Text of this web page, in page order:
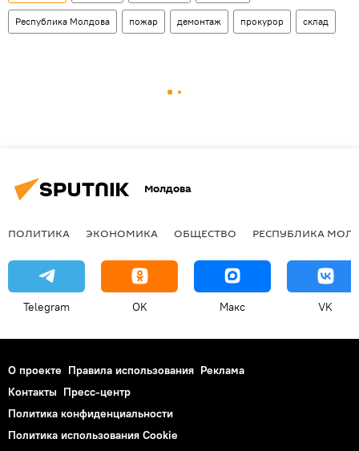
Республика Молдова пожар демонтаж прокурор склад
Молдова
ПОЛИТИКА ЭКОНОМИКА ОБЩЕСТВО РЕСПУБЛИКА
Telegram OK Макс VK
О проекте Правила использования Реклама
Контакты Пресс-центр
Политика конфиденциальности
Политика использования Cookie